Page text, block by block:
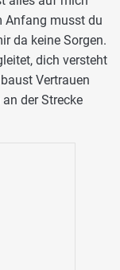
Anfang musst du
da keine Sorgen.
dich versteht
Vertrauen
der Strecke